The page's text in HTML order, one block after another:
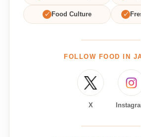
✓ Food Culture ✓
FOLLOW FOOD IN
X